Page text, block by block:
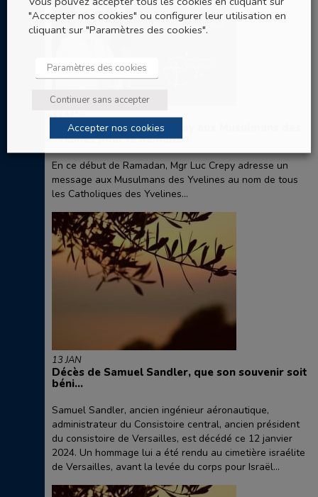
11 MAR
Message de Mgr Luc Crepy aux Musulmans des
Yvelines pour le Ramadan
En ce début de Ramadan, Mgr Luc Crepy adresse un
message aux Musulmans des Yvelines au nom de tous
les Catholiques des Yvelines...
13 JAN
Décès de Samuel Sandler, que son souvenir soit
béni…
Samuel Sandler, ancien ingénieur aéronautique,
administrateur du Consistoire central, ancien président
du consistoire de Versailles, est décédé ce 12 janvier
2024. Un hommage lui a été rendu au cimetière israélite
de Versailles, avant la levée du corps pour Israël...
"Accepter nos cookies" ou configurer leur utilisation en
cliquant sur "Paramètres des cookies".
Paramètres des cookies
Continuer sans accepter
Accepter nos cookies